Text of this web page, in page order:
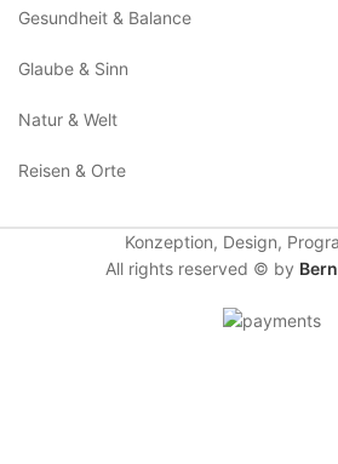
Gesundheit & Balance
Glaube & Sinn
Natur & Welt
Reisen & Orte
Konzeption, Design,
All rights reserved © by